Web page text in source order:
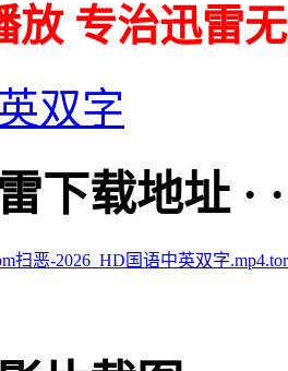
放 专治迅雷
双字
下载地址 · ·
扫恶-2026_HD国语中英双字